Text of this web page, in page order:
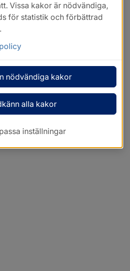
Vissa kakor är nödvändiga,
för statistik och förbättrad
nödvändiga kakor
alla kakor
inställningar